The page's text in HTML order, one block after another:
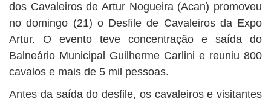
dos Cavaleiros de Artur Nogueira (Acan) promoveu
no domingo (21) o Desfile de Cavaleiros da Expo
Artur. O evento teve concentração e saída do
Balneário Municipal Guilherme Carlini e reuniu 800
cavalos e mais de 5 mil pessoas.
Antes da saída do desfile, os cavaleiros e visitantes